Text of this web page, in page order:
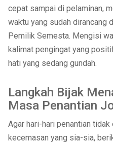
cepat sampai di pelaminan,
waktu yang sudah dirancang
Pemilik Semesta. Mengisi
kalimat pengingat yang
hati yang sedang gundah.
Langkah Bijak
Masa Penantian
Agar hari-hari penantian
kecemasan yang sia-sia,